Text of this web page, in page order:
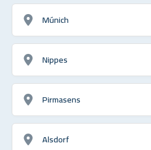
Múnich
Nippes
Pirmasens
Alsdorf